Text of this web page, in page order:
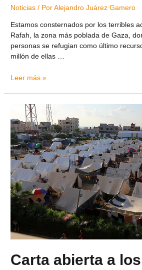
Noticias / PorAlejandro Juárez Gamero
Estamos consternados por los terribles
Rafah, la zona más poblada de Gaza,
personas se refugian como último
millón de ellas …
Leer más »
Carta abierta a